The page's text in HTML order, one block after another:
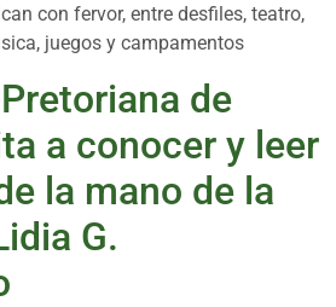
con fervor, entre desfiles, teatro,
juegos y campamentos
de
a conocer y leer
la mano de la
G.